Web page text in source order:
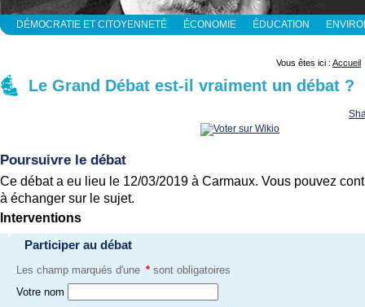
DÉMOCRATIE ET CITOYENNETÉ ÉCONOMIE ÉDUCATION
Vous êtes ici : Accueil
Le Grand Débat est-il vraiment un débat ?
Poursuivre le débat
Ce débat a eu lieu le 12/03/2019 à Carmaux. Vous pouvez
à échanger sur le sujet.
Interventions
Participer au débat
Les champ marqués d'une * sont obligatoires
Votre nom